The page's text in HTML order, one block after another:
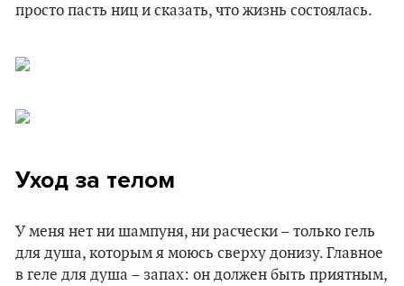
просто пасть ниц и сказать, что жизнь состоялась.
Уход за телом
У меня нет ни шампуня, ни расчески – только гель
для душа, которым я моюсь сверху донизу. Главное
в геле для душа – запах: он должен быть приятным,